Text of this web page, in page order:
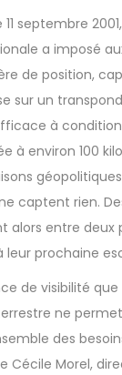
septembre
a imposé
de position,
sur un
à condition
à environ 100
captent rien.
alors entre
leur prochaine
de visibilité
terrestre ne
des
Cécile Morel,